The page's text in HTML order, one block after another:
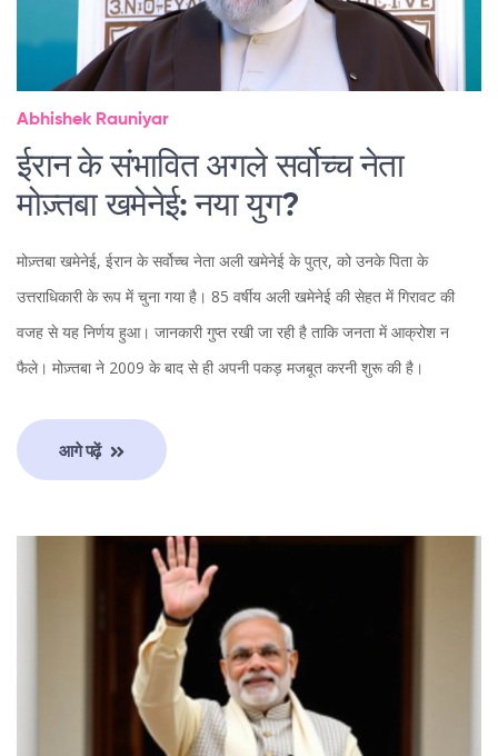
Abhishek Rauniyar
ईरान के संभावित अगले सर्वोच्च नेता
मोज़्तबा खमेनेई: नया युग?
मोज़्तबा खमेनेई, ईरान के सर्वोच्च नेता अली खमेनेई के पुत्र, को उनके पिता के
उत्तराधिकारी के रूप में चुना गया है। 85 वर्षीय अली खमेनेई की सेहत में गिरावट की
वजह से यह निर्णय हुआ। जानकारी गुप्त रखी जा रही है ताकि जनता में आक्रोश न
फैले। मोज़्तबा ने 2009 के बाद से ही अपनी पकड़ मजबूत करनी शुरू की है।
आगे पढ़ें